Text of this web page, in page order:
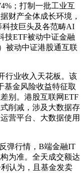
；打制一批工业互
财产全体成长环境，
科技巨头及各范畴AI
技ETF被动中证金融
被动中证港股通互联
业收入天花板。该
基金风险收益特征取
别。港股互联网ETF
削减，涉及大数据存
营平台、大数据使用
弹行情，B端金融IT
为准。全天成交额达
认为，且基金发卖